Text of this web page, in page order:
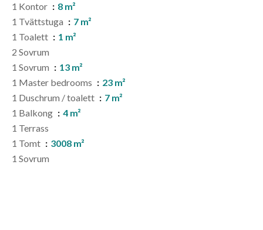
1 Kontor
8 m²
1 Tvättstuga
7 m²
1 Toalett
1 m²
2 Sovrum
1 Sovrum
13 m²
1 Master bedrooms
23 m²
1 Duschrum / toalett
7 m²
1 Balkong
4 m²
1 Terrass
1 Tomt
3008 m²
1 Sovrum